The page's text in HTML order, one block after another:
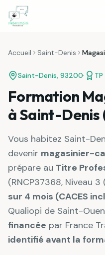
Skip to content
Accueil Saint-Denis
Saint-Denis, 93200·
Formation
à Saint-Denis
Vous habitez Saint-
devenir magasinier-
prépare au Titre
(RNCP37368, Niveau 3
sur 4 mois (CACES
Qualiopi de Saint-
financée par France
identifié avant la